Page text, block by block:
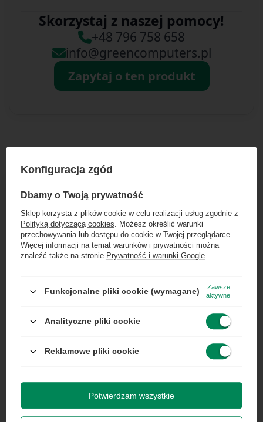
Skorzystaj z naszej pomocy!
+48 796 758 658
info@greencomputers.pl
Zapytaj o ten produkt
Marka Nvidia
Seria GeForce
Gwarancja Gwarancja na 1 miesiąc
Kod producenta GeForce GTX TITAN X
Używany
Dołącz do newslettera Green
Computers
Zgarnij jako pierwszy informacje o zniżkach i
rabatach w naszym sklepie!
...lub zadzwoń od razu, aby odebrać
przy zamówieniu telefonicznym
50 zł rabatu!
Rabat 50 zł przy zamówieniach powyżej 300 zł. Oferta
obejmuje zamówień hurtowych.
na potrzeby newslettera. Więcej wpolityce
Konfiguracja zgód
Dbamy o Twoją prywatność
Sklep korzysta z plików cookie w celu realizacji usług zgodnie z
Polityką dotyczącą cookies. Możesz określić warunki
przechowywania lub dostępu do cookie w Twojej przeglądarce.
Więcej informacji na temat warunków i prywatności można
znaleźć także na stronie Prywatność i warunki Google.
Funkcjonalne pliki cookie (wymagane)
Zawsze
aktywne
Analityczne pliki cookie
Reklamowe pliki cookie
Potwierdzam wszystkie